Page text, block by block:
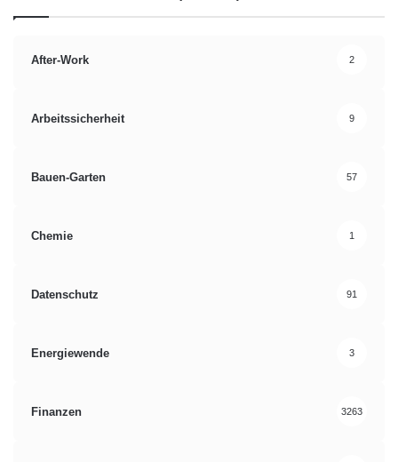
After-Work 2
Arbeitssicherheit 9
Bauen-Garten 57
Chemie 1
Datenschutz 91
Energiewende 3
Finanzen 3263